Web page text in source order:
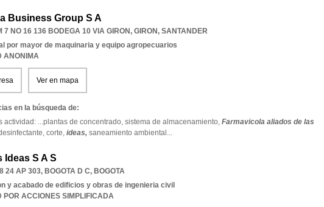
Business Group S A
7 NO 16 136 BODEGA 10 VIA GIRON, GIRON, SANTANDER
por mayor de maquinaria y equipo agropecuarios
ANONIMA
Ver en mapa
en la búsqueda de:
actividad: ...plantas de concentrado, sistema de almacenamiento, Farmavicola aliados de las
corte, ideas, saneamiento ambiental ...
Ideas S A S
24 AP 303, BOGOTA D C, BOGOTA
y acabado de edificios y obras de ingenieria civil
POR ACCIONES SIMPLIFICADA